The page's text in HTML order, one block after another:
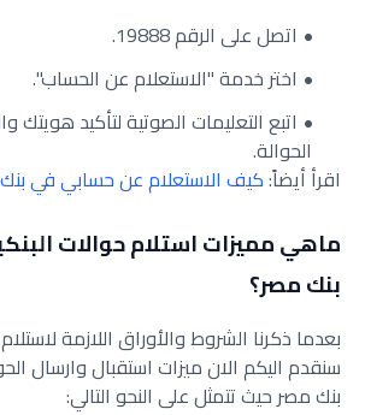
اتصل على الرقم 19888.
اختر خدمة "الاستعلام عن الحساب".
اتبع التعليمات الصوتية لتأكيد
الحوالة.
اقرأ أيضاً:كيف الاستعلام عن حسابي في
ماهي مميزات استلام حوالات
بنك مصر؟
بعدما ذكرنا الشروط والأوراق اللازمة
سنقدم اليكم الان ميزات استقبال وارسال
بنك مصر حيث تتمثل على النحو التالي: